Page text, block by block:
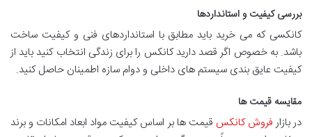
بررسی کیفیت و استانداردها
کانکسی که می خرید باید مطابق با استانداردهای فنی و کیفیت ساخت
باشد. به خصوص اگر قصد دارید کانکس را برای زندگی انتخاب کنید باید از
کیفیت عایق بندی سیستم های داخلی و دوام سازه اطمینان حاصل کنید.
مقایسه قیمت ها
در بازارفروش کانکس قیمت ها بر اساس کیفیت مواد ابعاد امکانات و برند